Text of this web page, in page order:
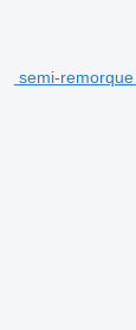
semi-remorque